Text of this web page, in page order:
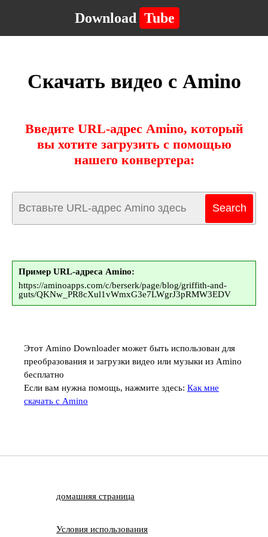
Download Tube
Скачать видео с Amino
Введите URL-адрес Amino, который
вы хотите загрузить с помощью
нашего конвертера:
Пример URL-адреса Amino:
https://aminoapps.com/c/berserk/page/blog/griffith-and-
guts/QKNw_PR8cXul1vWmxG3e7LWgrJ3pRMW3EDV
Этот Amino Downloader может быть использован для
преобразования и загрузки видео или музыки из Amino
бесплатно
Если вам нужна помощь, нажмите здесь: Как мне
скачать с Amino
домашняя страница
Условия использования